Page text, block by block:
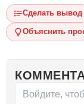
Сделать вывод
Объяснить